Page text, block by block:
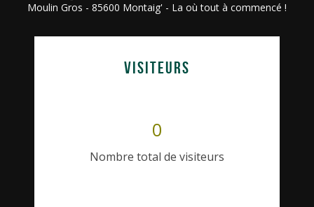
Moulin Gros - 85600 Montaig' - La où tout à commencé !
VISITEURS
0
Nombre total de visiteurs